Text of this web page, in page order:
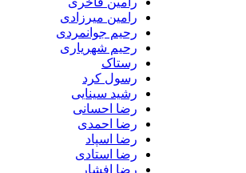
رامین میرزادی
رحیم جوانمردی
رحیم شهریاری
رستاک
رسول کرد
رشید سینایی
رضا احسانی
رضا احمدی
رضا اسپاد
رضا استادی
رضا افشار